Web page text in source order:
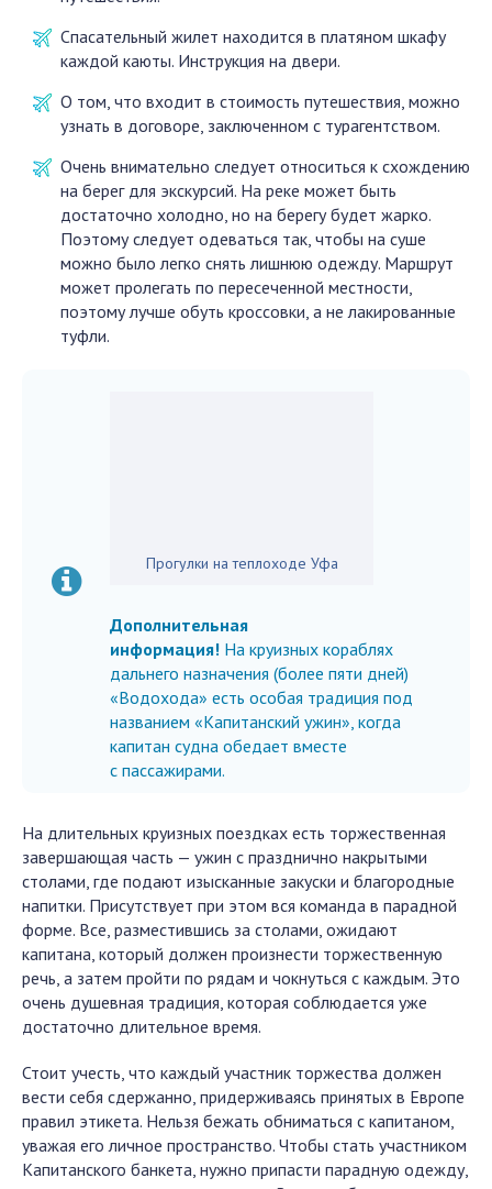
Спасательный жилет находится в платяном шкафу
каждой каюты. Инструкция на двери.
О том, что входит в стоимость путешествия, можно
узнать в договоре, заключенном с турагентством.
Очень внимательно следует относиться к схождению
на берег для экскурсий. На реке может быть
достаточно холодно, но на берегу будет жарко.
Поэтому следует одеваться так, чтобы на суше
можно было легко снять лишнюю одежду. Маршрут
может пролегать по пересеченной местности,
поэтому лучше обуть кроссовки, а не лакированные
туфли.
Прогулки на теплоходе Уфа
Дополнительная
информация! На круизных кораблях
дальнего назначения (более пяти дней)
«Водохода» есть особая традиция под
названием «Капитанский ужин», когда
капитан судна обедает вместе
с пассажирами.
На длительных круизных поездках есть торжественная
завершающая часть — ужин с празднично накрытыми
столами, где подают изысканные закуски и благородные
напитки. Присутствует при этом вся команда в парадной
форме. Все, разместившись за столами, ожидают
капитана, который должен произнести торжественную
речь, а затем пройти по рядам и чокнуться с каждым. Это
очень душевная традиция, которая соблюдается уже
достаточно длительное время.
Стоит учесть, что каждый участник торжества должен
вести себя сдержанно, придерживаясь принятых в Европе
правил этикета. Нельзя бежать обниматься с капитаном,
уважая его личное пространство. Чтобы стать участником
Капитанского банкета, нужно припасти парадную одежду,